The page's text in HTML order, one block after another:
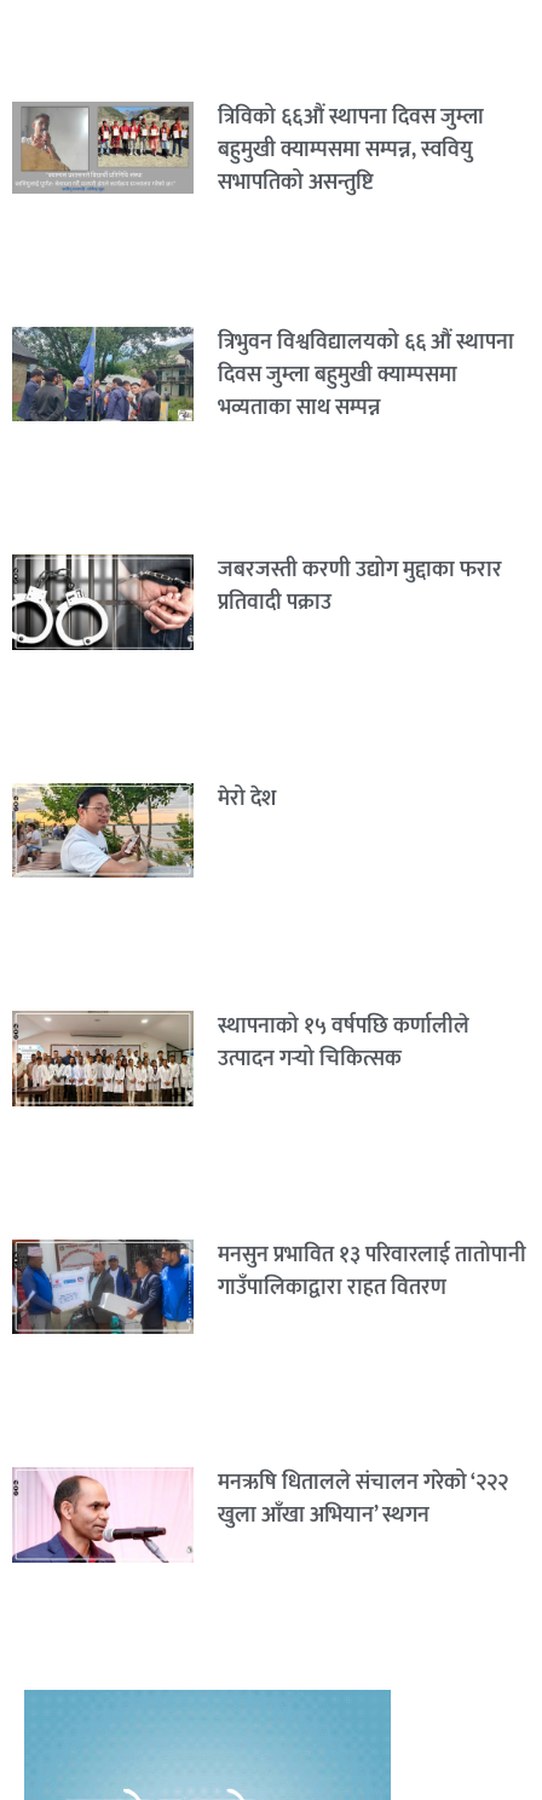
त्रिविको ६६औं स्थापना दिवस जुम्ला
बहुमुखी क्याम्पसमा सम्पन्न, स्ववियु
सभापतिको असन्तुष्टि
त्रिभुवन विश्वविद्यालयको ६६ औं स्थापना
दिवस जुम्ला बहुमुखी क्याम्पसमा
भव्यताका साथ सम्पन्न
जबरजस्ती करणी उद्योग मुद्दाका फरार
प्रतिवादी पक्राउ
मेरो देश
स्थापनाको १५ वर्षपछि कर्णालीले
उत्पादन गर्‍यो चिकित्सक
मनसुन प्रभावित १३ परिवारलाई तातोपानी
गाउँपालिकाद्वारा राहत वितरण
मनऋषि धितालले संचालन गरेको ‘२२२
खुला आँखा अभियान’ स्थगन